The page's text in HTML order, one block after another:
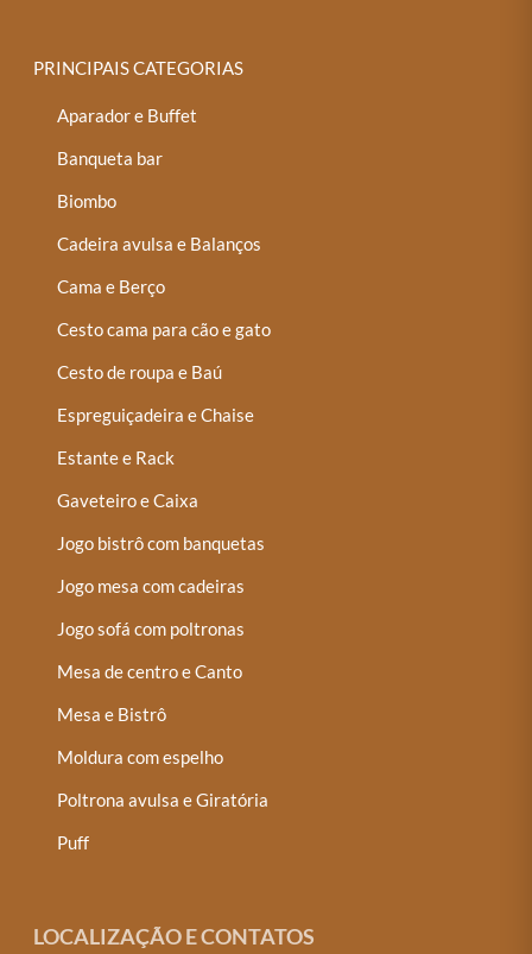
PRINCIPAIS CATEGORIAS
Aparador e Buffet
Banqueta bar
Biombo
Cadeira avulsa e Balanços
Cama e Berço
Cesto cama para cão e gato
Cesto de roupa e Baú
Espreguiçadeira e Chaise
Estante e Rack
Gaveteiro e Caixa
Jogo bistrô com banquetas
Jogo mesa com cadeiras
Jogo sofá com poltronas
Mesa de centro e Canto
Mesa e Bistrô
Moldura com espelho
Poltrona avulsa e Giratória
Puff
LOCALIZAÇÃO E CONTATOS